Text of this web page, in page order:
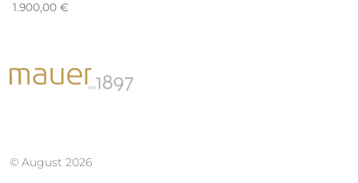
1.900,00 €
© August 2026